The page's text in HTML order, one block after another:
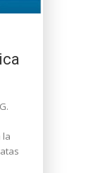
la